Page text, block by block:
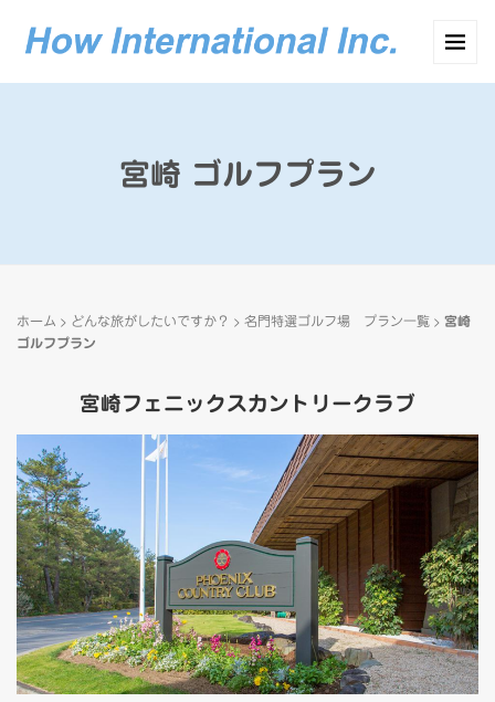
宮崎 ゴルフプラン
ホーム > どんな旅がしたいですか？ > 名門特選ゴルフ場 プラン一覧 > 宮崎
ゴルフプラン
宮崎フェニックスカントリークラブ